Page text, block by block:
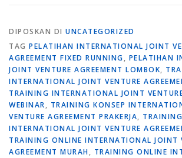
DIPOSKAN DI UNCATEGORIZED
TAG PELATIHAN INTERNATIONAL JOINT
AGREEMENT FIXED RUNNING, PELATIHAN
JOINT VENTURE AGREEMENT LOMBOK,
INTERNATIONAL JOINT VENTURE
TRAINING INTERNATIONAL JOINT
WEBINAR, TRAINING KONSEP
VENTURE AGREEMENT PRAKERJA,
INTERNATIONAL JOINT VENTURE
TRAINING ONLINE INTERNATIONAL JOINT
AGREEMENT MURAH, TRAINING ONLINE